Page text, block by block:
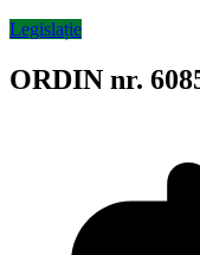
Legislație
ORDIN nr.